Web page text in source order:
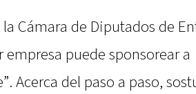
Cámara de Diputados de
puede sponsorear a
Acerca del paso a paso,